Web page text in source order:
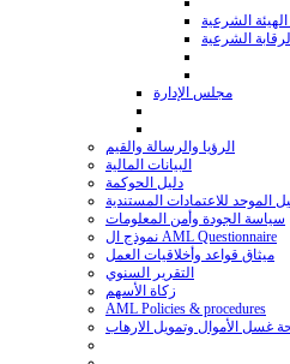
الشرعية
الشرعية
مجلس الإدارة
الرؤيا والرسالة والقيم
البيانات المالية
دليل الحوكمة
الموحد للاعتمادات المستندية
سياسة الجودة وأمن المعلومات
نموذج ال AML Questionnaire
ميثاق قواعد وأخلاقيات العمل
التقرير السنوي
زكاة الأسهم
AML Policies & procedures
غسل الأموال وتمويل الارهاب